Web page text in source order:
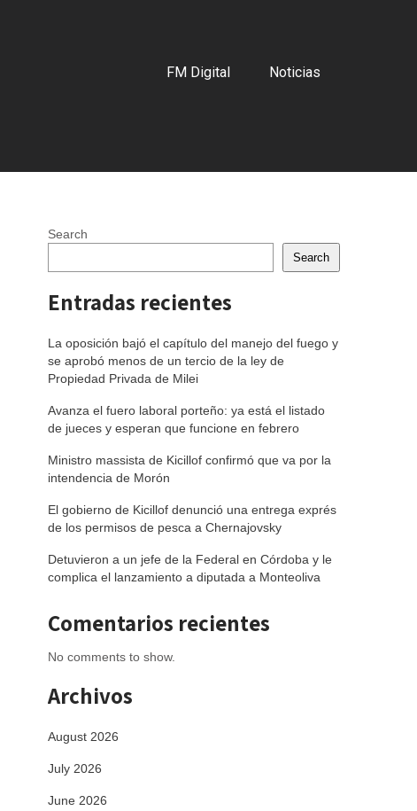
FM Digital Noticias
Search
Search
Entradas recientes
La oposición bajó el capítulo del manejo del fuego y
se aprobó menos de un tercio de la ley de
Propiedad Privada de Milei
Avanza el fuero laboral porteño: ya está el listado
de jueces y esperan que funcione en febrero
Ministro massista de Kicillof confirmó que va por la
intendencia de Morón
El gobierno de Kicillof denunció una entrega exprés
de los permisos de pesca a Chernajovsky
Detuvieron a un jefe de la Federal en Córdoba y le
complica el lanzamiento a diputada a Monteoliva
Comentarios recientes
No comments to show.
Archivos
August 2026
July 2026
June 2026